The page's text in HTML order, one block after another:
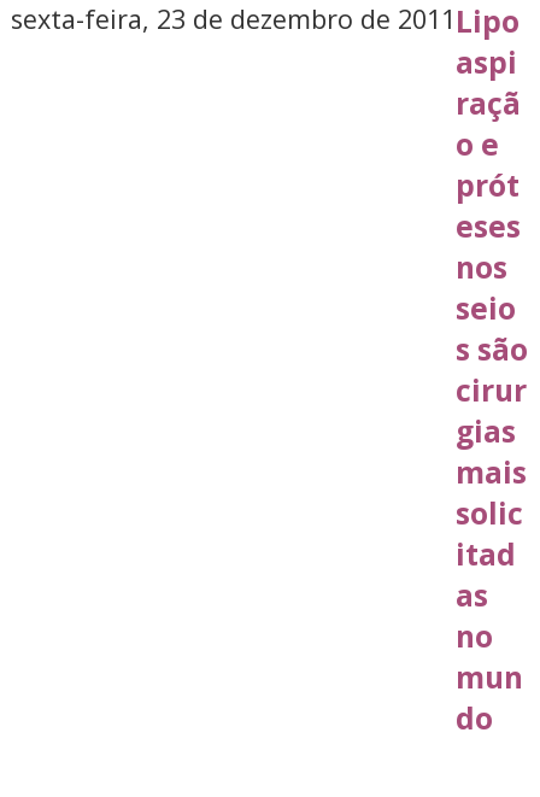
sexta-feira, 23 de dezembro de 2011 Lipo
aspi
raçã
o e
prót
eses
nos
seio
s são
cirur
gias
mais
solic
itad
as
no
mun
do